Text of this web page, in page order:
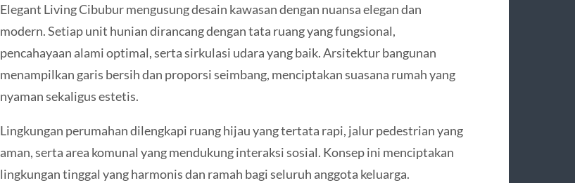
Elegant Living Cibubur mengusung desain kawasan dengan nuansa elegan dan
modern. Setiap unit hunian dirancang dengan tata ruang yang fungsional,
pencahayaan alami optimal, serta sirkulasi udara yang baik. Arsitektur bangunan
menampilkan garis bersih dan proporsi seimbang, menciptakan suasana rumah yang
nyaman sekaligus estetis.
Lingkungan perumahan dilengkapi ruang hijau yang tertata rapi, jalur pedestrian yang
aman, serta area komunal yang mendukung interaksi sosial. Konsep ini menciptakan
lingkungan tinggal yang harmonis dan ramah bagi seluruh anggota keluarga.